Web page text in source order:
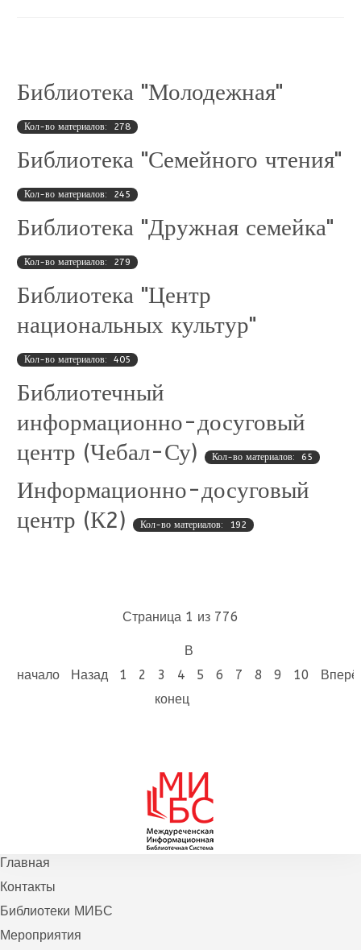
Библиотека "Молодежная"
Кол-во материалов: 278
Библиотека "Семейного чтения"
Кол-во материалов: 245
Библиотека "Дружная семейка"
Кол-во материалов: 279
Библиотека "Центр
национальных культур"
Кол-во материалов: 405
Библиотечный
информационно-досуговый
центр (Чебал-Су)
Кол-во материалов: 65
Информационно-досуговый
центр (К2)
Кол-во материалов: 192
Страница 1 из 776
В
начало
Назад 1 2 3 4 5 6 7 8 9 10
конец
Главная
Контакты
Библиотеки МИБС
Мероприятия